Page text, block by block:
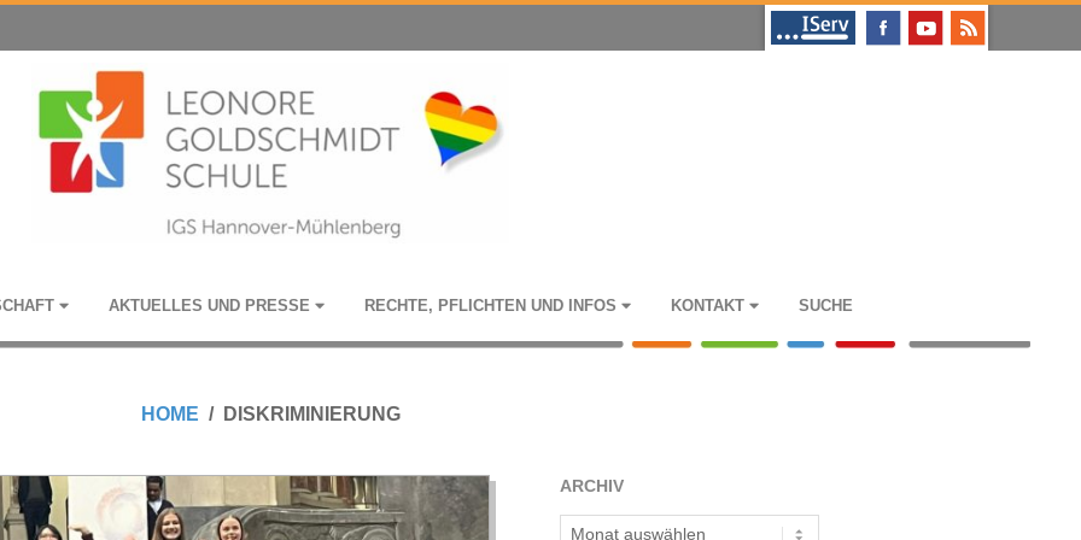
AKTU­EL­LES UND PRESSE RECHTE, PFLICH­TEN UND INFOS KON­TAKT SUCHE
HOME DISKRIMINIERUNG
ARCHIV
Archiv